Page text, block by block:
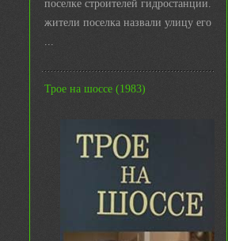
поселке строителей гидростанции. И
жители поселка назвали улицу его име
...
Трое на шоссе (1983)